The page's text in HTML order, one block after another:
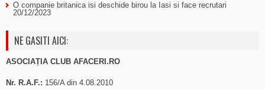
O companie britanica isi deschide birou la Iasi si face recrutari
20/12/2023
NE GASITI AICI:
ASOCIAȚIA CLUB AFACERI.RO
Nr. R.A.F.: 156/A din 4.08.2010